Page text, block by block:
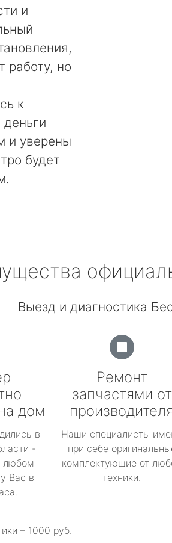
и
работу, но
к
и уверены
будет
Выезд и диагностика
дом
в
-
любом
Вас в
Ремонт
запчастями от
производителя
Наши специалисты
при себе
комплектующие от
техники.
– 1000 руб.